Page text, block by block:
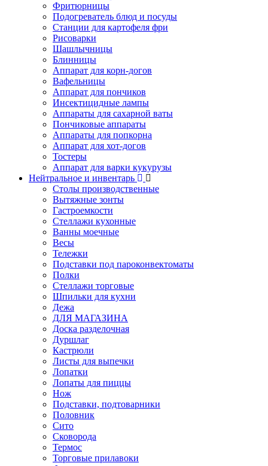
Фритюрницы
Подогреватель блюд и посуды
Станции для картофеля фри
Рисоварки
Шашлычницы
Блинницы
Аппарат для корн-догов
Вафельницы
Аппарат для пончиков
Инсектицидные лампы
Аппараты для сахарной ваты
Пончиковые аппараты
Аппараты для попкорна
Аппарат для хот-догов
Тостеры
Аппарат для варки кукурузы
Нейтральное и инвентарь
Столы производственные
Вытяжные зонты
Гастроемкости
Стеллажи кухонные
Ванны моечные
Весы
Тележки
Подставки под пароконвектоматы
Полки
Стеллажи торговые
Шпильки для кухни
Дежа
ДЛЯ МАГАЗИНА
Доска разделочная
Дуршлаг
Кастрюли
Листы для выпечки
Лопатки
Лопаты для пиццы
Нож
Подставки, подтоварники
Половник
Сито
Сковорода
Термос
Торговые прилавоки